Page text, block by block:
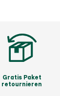
Gratis Paket
retournieren